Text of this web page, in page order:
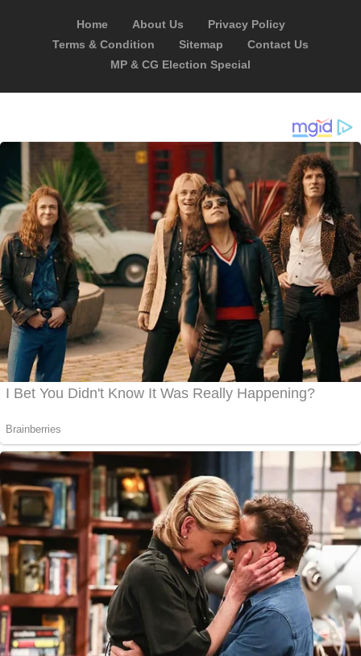
Home About Us
Privacy Policy
Terms & Condition
Sitemap
Contact Us
MP & CG Election Special